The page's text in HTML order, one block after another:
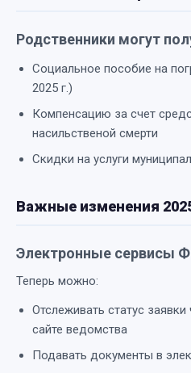
Родственники могут
Социальное пособие на
2025 г.)
Компенсацию за счет
насильственой смерти
Скидки на услуги
Важные изменения
Электронные сервисы
Теперь можно:
Отслеживать статус
сайте ведомства
Подавать документы в